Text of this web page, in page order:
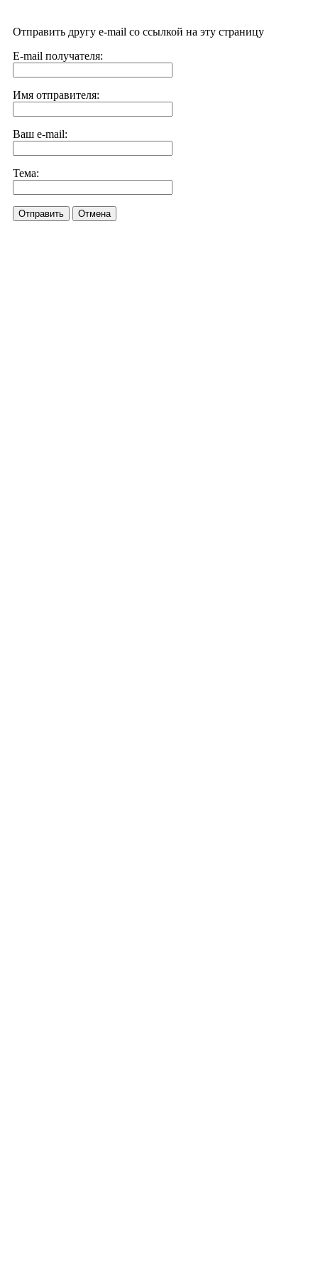
Отправить другу e-mail со ссылкой на эту страницу
E-mail получателя:
Имя отправителя:
Ваш e-mail:
Тема:
Отправить Отмена